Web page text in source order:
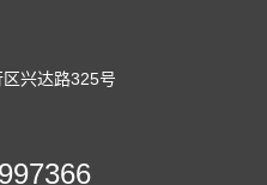
兴达路325号